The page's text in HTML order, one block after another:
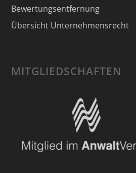
Bewertungsentfernung
Übersicht Unternehmensrecht
MITGLIEDSCHAFTEN